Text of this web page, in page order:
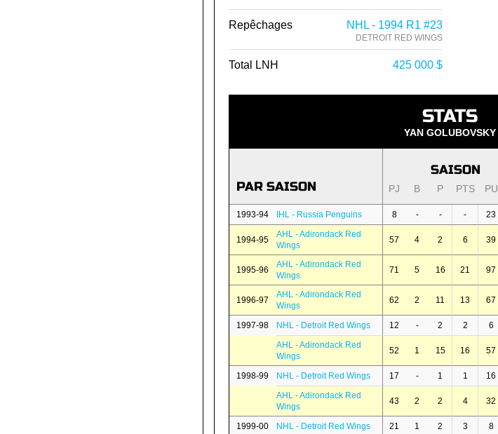
Repêchages NHL - 1994 R1 #23
DETROIT RED WINGS
Total LNH 425 000 $
STATS
YAN GOLUBOVSKY
PAR SAISON
SAISON
PJ B P PTS PU
1993-94 IHL - Russia Penguins 8 - - - 23
1994-95
AHL - Adirondack Red
Wings
57 4 2 6 39
1995-96
AHL - Adirondack Red
Wings
71 5 16 21 97
1996-97
AHL - Adirondack Red
Wings
62 2 11 13 67
1997-98 NHL - Detroit Red Wings 12 - 2 2 6
AHL - Adirondack Red
Wings
52 1 15 16 57
1998-99 NHL - Detroit Red Wings 17 - 1 1 16
AHL - Adirondack Red
Wings
43 2 2 4 32
1999-00 NHL - Detroit Red Wings 21 1 2 3 8